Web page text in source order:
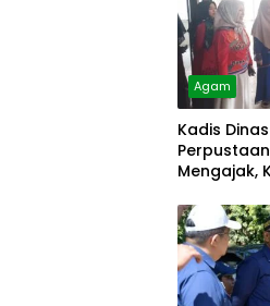
Agam
Kadis
Mengajak,